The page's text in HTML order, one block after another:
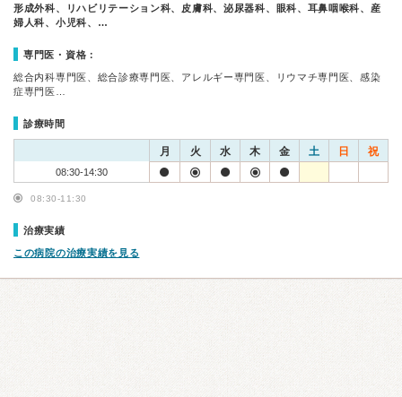
形成外科、リハビリテーション科、皮膚科、泌尿器科、眼科、耳鼻咽喉科、産
婦人科、小児科、…
専門医・資格：
総合内科専門医、総合診療専門医、アレルギー専門医、リウマチ専門医、感染
症専門医…
診療時間
月 火 水 木 金 土 日 祝
08:30-14:30
08:30-11:30
治療実績
この病院の治療実績を見る